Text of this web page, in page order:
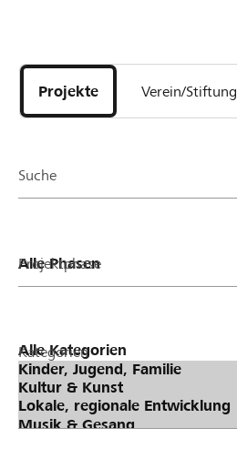
DE FR IT
Projekte
und
Organisationen
Projekte Verein/Stiftung
Suche
Projektphase
Kategorien